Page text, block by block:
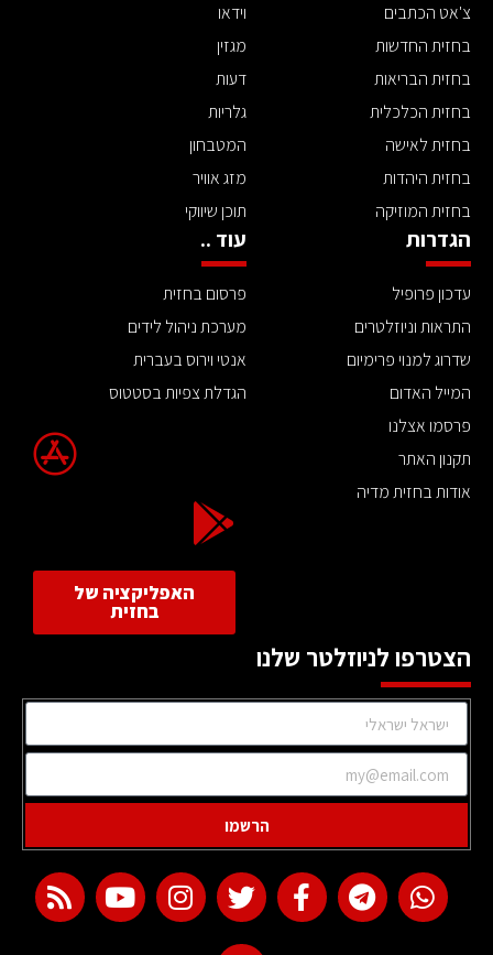
צ'אט הכתבים
בחזית החדשות
בחזית הבריאות
בחזית הכלכלית
בחזית לאישה
בחזית היהדות
בחזית המוזיקה
וידאו
מגזין
דעות
גלריות
המטבחון
מזג אוויר
תוכן שיווקי
הגדרות
עדכון פרופיל
התראות וניוזלטרים
שדרוג למנוי פרימיום
המייל האדום
פרסמו אצלנו
תקנון האתר
אודות בחזית מדיה
עוד ..
פרסום בחזית
מערכת ניהול לידים
אנטי וירוס בעברית
הגדלת צפיות בסטטוס
האפליקציה של
בחזית
הצטרפו לניוזלטר שלנו
הרשמו